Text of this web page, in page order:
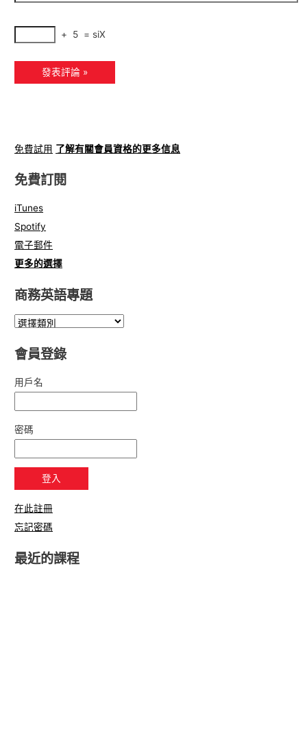
+ 5 = siX
免費試用 了解有關會員資格的更多信息
免費訂閱
iTunes
Spotify
電子郵件
更多的選擇
商務英語專題
會員登錄
用戶名
密碼
在此註冊
忘記密碼
最近的課程